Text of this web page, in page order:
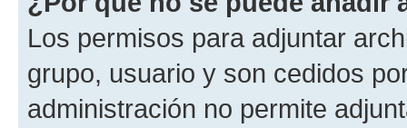
Los permisos para adjuntar
grupo, usuario y son cedidos
administración no permite